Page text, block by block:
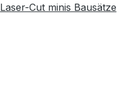
Laser-Cut minis Bausätze